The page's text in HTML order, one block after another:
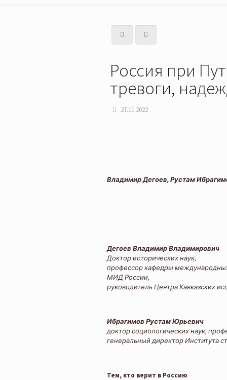
Россия при
тревоги,
27.11.2022
Владимир Дегоев, Рустам
Дегоев Владимир Владимирович
Доктор исторических наук,
профессор кафедры
МИД России,
руководитель Центра Кавказских
Ибрагимов Рустам Юрьевич
доктор социологических наук,
генеральный директор Института
Тем, кто верит в Россию